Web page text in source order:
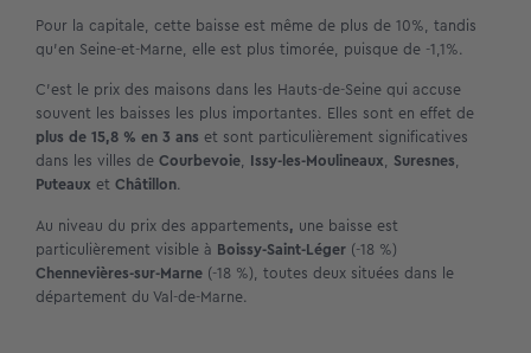
Pour la capitale, cette baisse est même de plus de 10%, tandis
qu’en Seine-et-Marne, elle est plus timorée, puisque de -1,1%.
C’est le prix des maisons dans les Hauts-de-Seine qui accuse
souvent les baisses les plus importantes. Elles sont en effet de
plus de 15,8 % en 3 ans et sont particulièrement significatives
dans les villes de Courbevoie, Issy-les-Moulineaux, Suresnes,
Puteaux et Châtillon.
Au niveau du prix des appartements, une baisse est
particulièrement visible à Boissy-Saint-Léger (-18 %)
Chennevières-sur-Marne (-18 %), toutes deux situées dans le
département du Val-de-Marne.